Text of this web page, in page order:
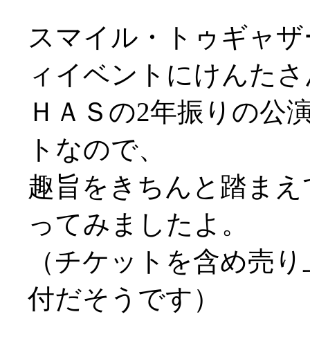
スマイル・トゥギャ
ィイベントにけんた
ＨＡＳの2年振りの公
トなので、
趣旨をきちんと踏ま
ってみましたよ。
（チケットを含め売
付だそうです）